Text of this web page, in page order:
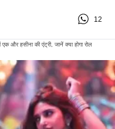
12
और हसीना की एंट्री, जानें क्या होगा रोल